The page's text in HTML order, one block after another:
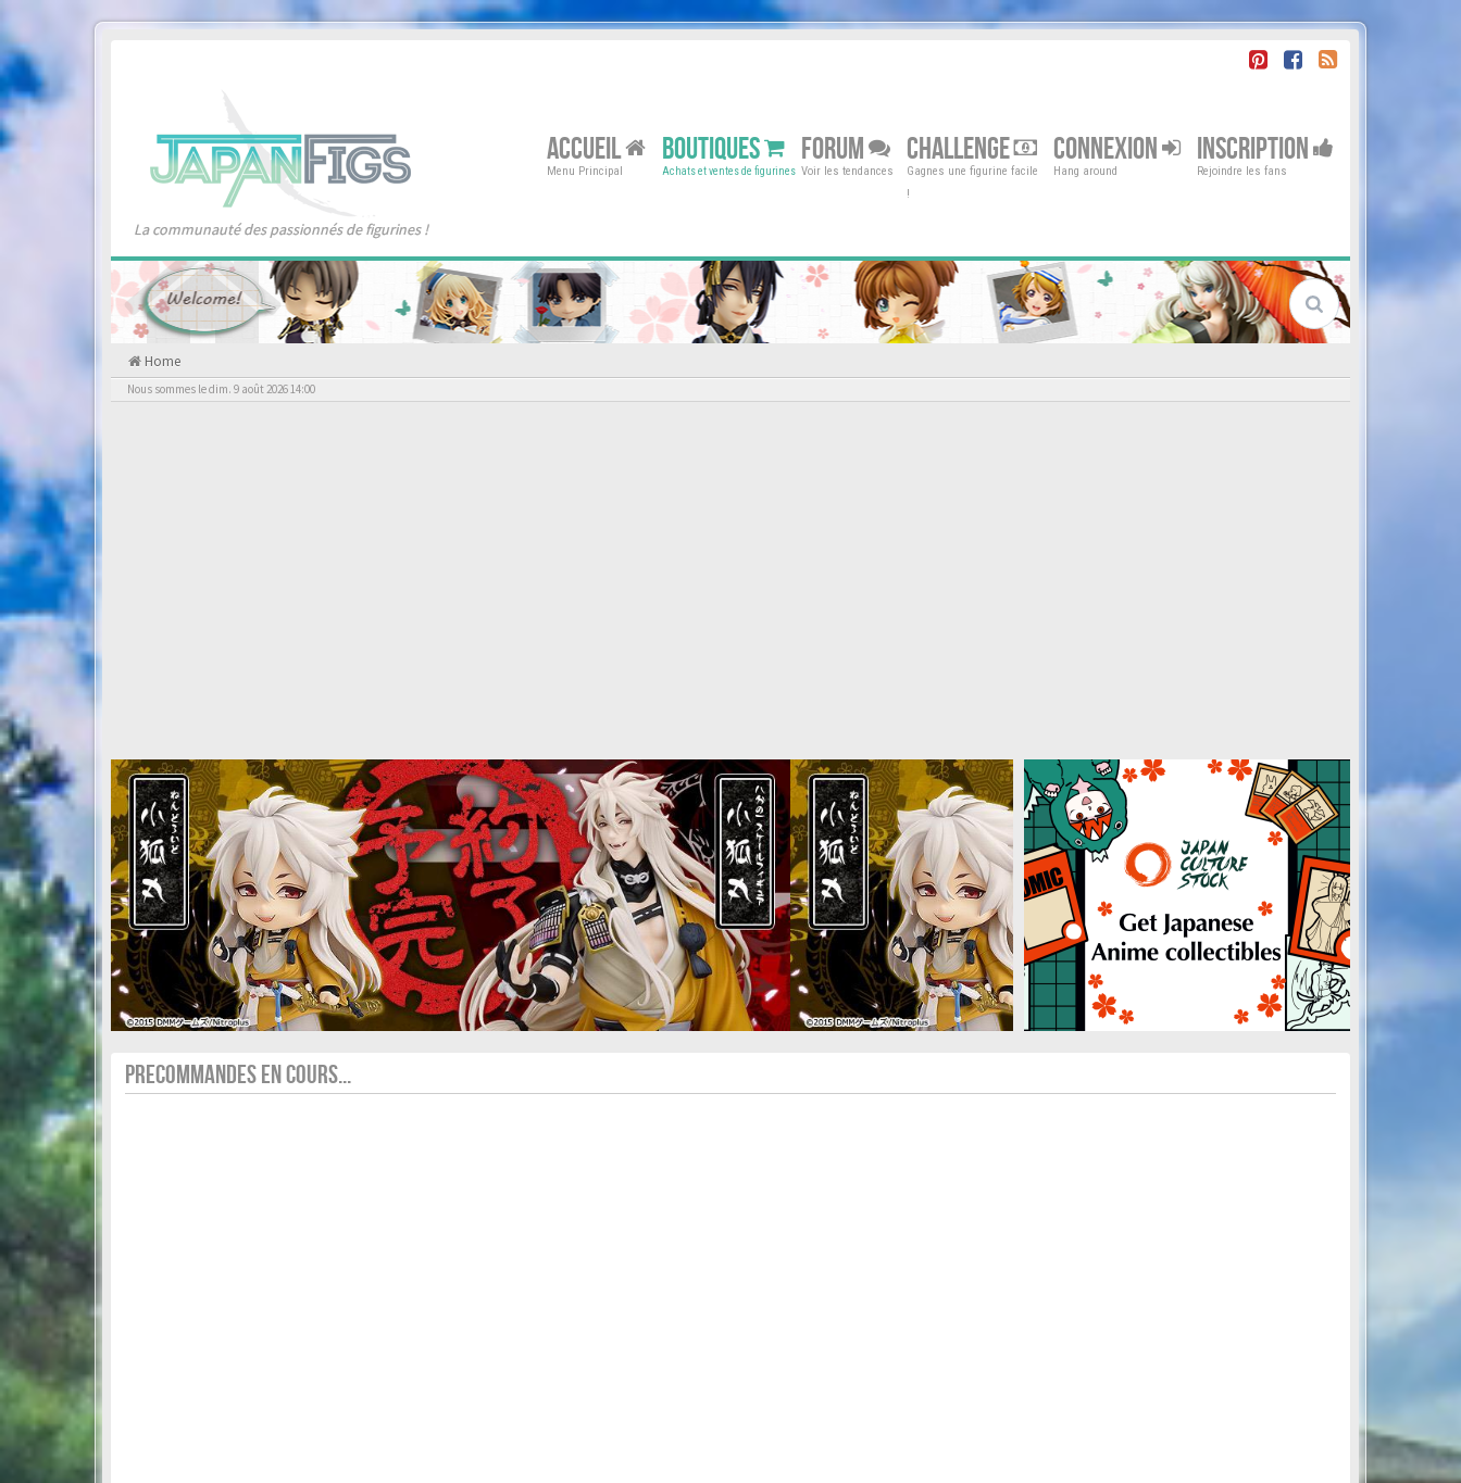
La communauté des passionnés de figurines !
ACCUEIL
Menu Principal
BOUTIQUES
Achats et ventes de figurines
FORUM
Voir les tendances
CHALLENGE
Gagnes une figurine facile
!
CONNEXION
Hang around
INSCRIPTION
Rejoindre les fans
Home
Nous sommes le dim. 9 août 2026 14:00
PRECOMMANDES EN COURS...